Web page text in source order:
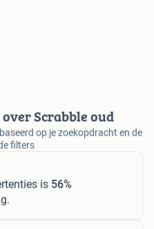
Scrabble oud
op je zoekopdracht en de
filters
is 56%